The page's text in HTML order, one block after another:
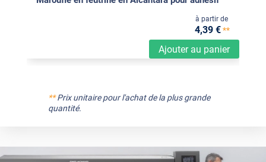
Ajouter au panier
à partir de
4,39 €**
**Prix unitaire pour l'achat de la plus grande
quantité.